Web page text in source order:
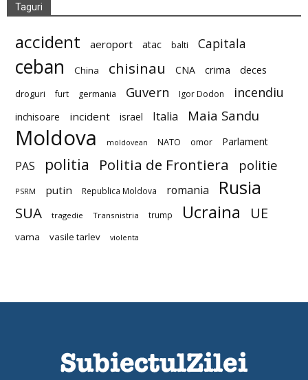
Taguri
accident aeroport atac balti Capitala
ceban China chisinau CNA crima deces
droguri furt germania Guvern Igor Dodon incendiu
inchisoare incident israel Italia Maia Sandu
Moldova moldovean NATO omor Parlament
PAS politia Politia de Frontiera politie
PSRM putin Republica Moldova romania Rusia
SUA tragedie Transnistria trump Ucraina UE
vama vasile tarlev violenta